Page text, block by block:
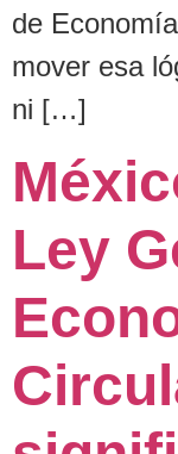
de
mover esa
ni […]
Ley